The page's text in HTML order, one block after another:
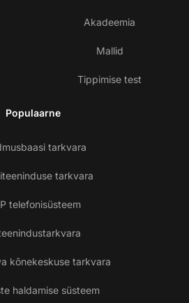
Akadeemia
Mallid
Tippimise test
Populaarne
tarkvara
tarkvara
telefonisüsteem
kõnekeskuse tarkvara
haldamise süsteem